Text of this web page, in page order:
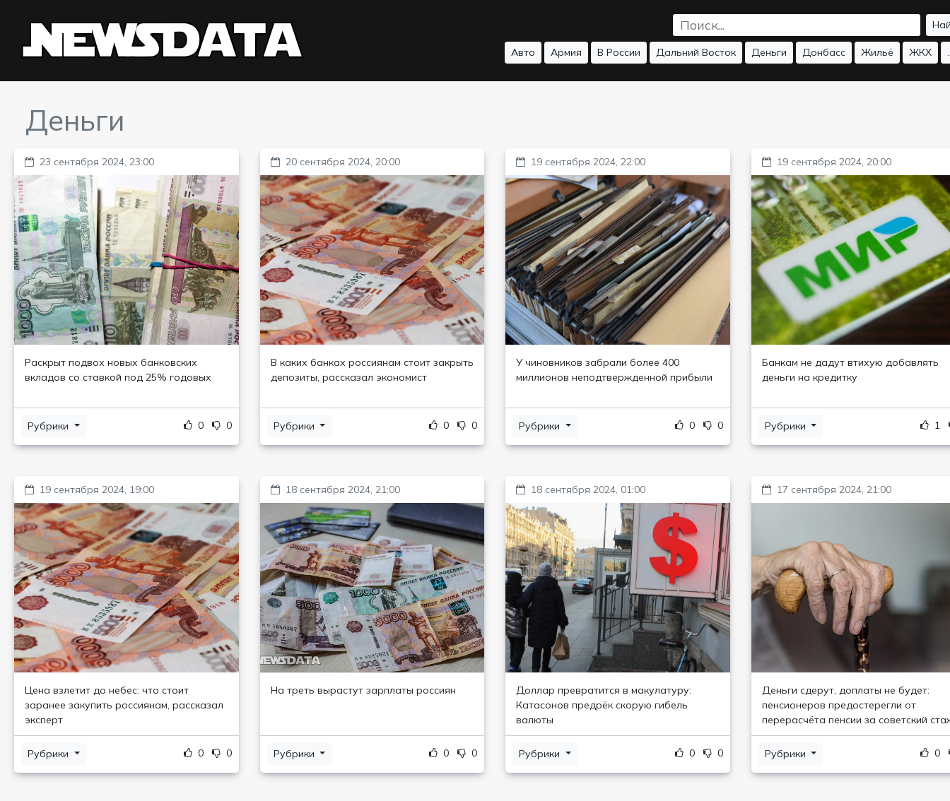
Авто Армия В России Дальний Восток Деньги Донбасс Жильё ЖКХ
Деньги
23 сентября 2024, 23:00
Раскрыт подвох новых банковских
вкладов со ставкой под 25% годовых
Рубрики 0 0
20 сентября 2024, 20:00
В каких банках россиянам стоит закрыть
депозиты, рассказал экономист
Рубрики 0 0
19 сентября 2024, 22:00
У чиновников забрали более 400
миллионов неподтвержденной прибыли
Рубрики 0 0
19 сентября 2024, 20:00
Банкам не дадут втихую добавлять
деньги на кредитку
Рубрики 1
19 сентября 2024, 19:00
Цена взлетит до небес: что стоит
заранее закупить россиянам, рассказал
эксперт
Рубрики 0 0
18 сентября 2024, 21:00
На треть вырастут зарплаты россиян
Рубрики 0 0
18 сентября 2024, 01:00
Доллар превратится в макулатуру:
Катасонов предрёк скорую гибель
валюты
Рубрики 0 0
17 сентября 2024, 21:00
Деньги сдерут, доплаты не будет:
пенсионеров предостерегли от
перерасчёта пенсии за советский
Рубрики 0